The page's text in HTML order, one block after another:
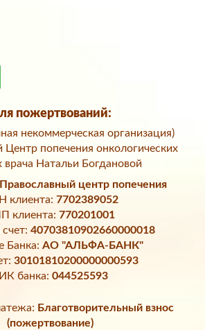
пожертвований:
некоммерческая организация)
Центр попечения онкологических
врача Натальи Богдановой
Православный центр попечения
клиента: 7702389052
клиента: 770201001
40703810902660000018
Банка: АО "АЛЬФА-БАНК"
30101810200000000593
банка: 044525593
Благотворительный взнос
(пожертвование)